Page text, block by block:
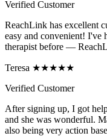
Verified Customer
ReachLink has excellent
easy and convenient!
therapist before —
Teresa ★★★★★
Verified Customer
After signing up, I got
and she was wonderful.
also being very action